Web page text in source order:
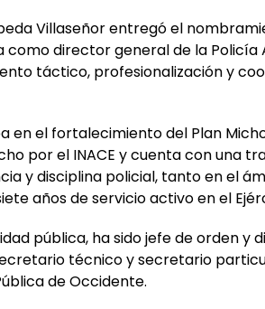
Villaseñor entregó el
director general de la Policía
táctico, profesionalización y
en el fortalecimiento del Plan
por el INACE y cuenta con una
y disciplina policial, tanto en el
años de servicio activo en el
pública, ha sido jefe de orden y
técnico y secretario
de Occidente.